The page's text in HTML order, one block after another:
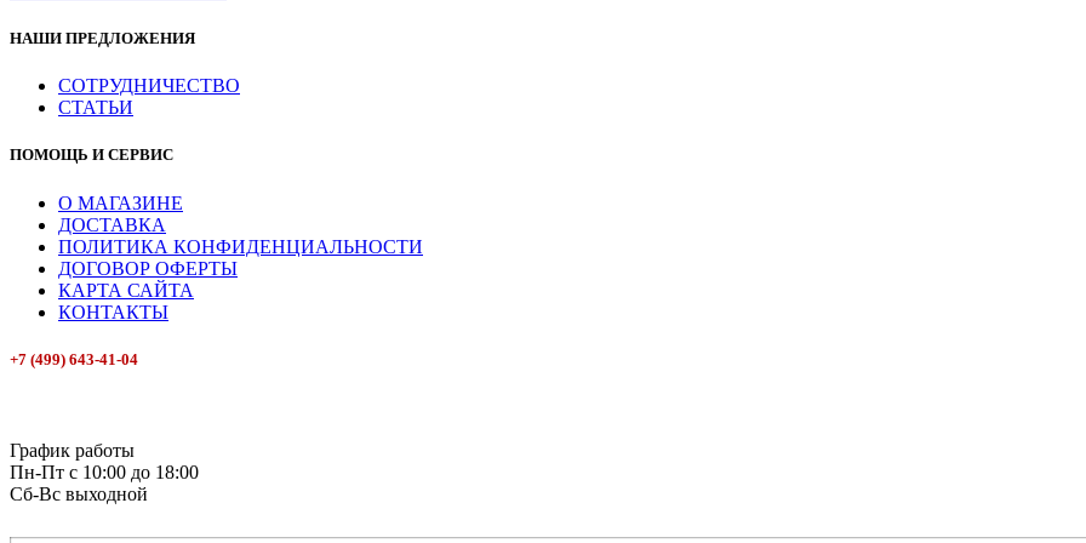
НАШИ ПРЕДЛОЖЕНИЯ
СОТРУДНИЧЕСТВО
СТАТЬИ
ПОМОЩЬ И СЕРВИС
О МАГАЗИНЕ
ДОСТАВКА
ПОЛИТИКА КОНФИДЕНЦИАЛЬНОСТИ
ДОГОВОР ОФЕРТЫ
КАРТА САЙТА
КОНТАКТЫ
+7 (499) 643-41-04
График работы
Пн-Пт с 10:00 до 18:00
Сб-Вс выходной